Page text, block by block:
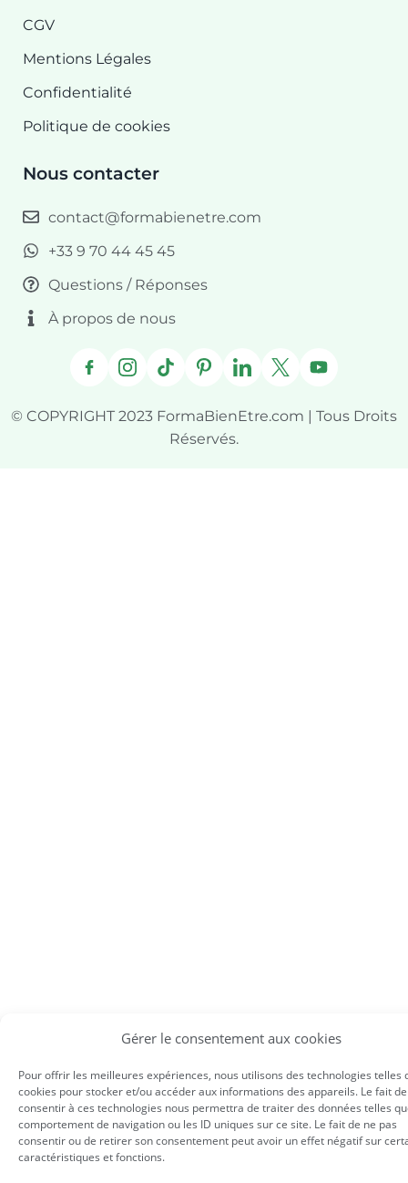
Gérer le consentement aux cookies
Pour offrir les meilleures expériences, nous utilisons des technologies telles
cookies pour stocker et/ou accéder aux informations des appareils. Le fait de
consentir à ces technologies nous permettra de traiter des données telles
comportement de navigation ou les ID uniques sur ce site. Le fait de ne pas
consentir ou de retirer son consentement peut avoir un effet négatif sur
caractéristiques et fonctions.
CGV
Mentions Légales
Confidentialité
Politique de cookies
Nous contacter
contact@formabienetre.com
‪+33 9 70 44 45 45‬
Questions / Réponses
À propos de nous
© COPYRIGHT 2023 FormaBienEtre.com | Tous Droits
Réservés.